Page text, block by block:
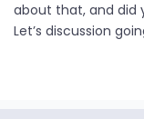
about that, and did
Let’s discussion